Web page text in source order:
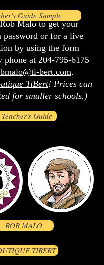
Malo to get your
password or for a live
by using the form
phone at 204-795-6175
bert.com.
TiBert! Prices can
for smaller schools.)
Guide Sample
Teacher's Guide
ROB MALO
TIBERT